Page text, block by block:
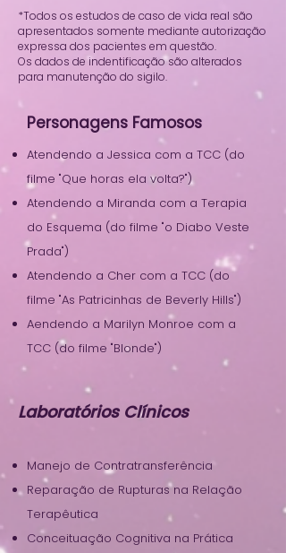
*Todos os estudos de caso de vida real são
apresentados somente mediante autorização
expressa dos pacientes em questão.
Os dados de indentificação são alterados
para manutenção do sigilo.
Personagens Famosos
Atendendo a Jessica com a TCC (do
filme "Que horas ela volta?")
Atendendo a Miranda com a Terapia
do Esquema (do filme "o Diabo Veste
Prada")
Atendendo a Cher com a TCC (do
filme "As Patricinhas de Beverly Hills")
Aendendo a Marilyn Monroe com a
TCC (do filme "Blonde")
Laboratórios Clínicos
Manejo de Contratransferência
Reparação de Rupturas na Relação
Terapêutica
Conceituação Cognitiva na Prática